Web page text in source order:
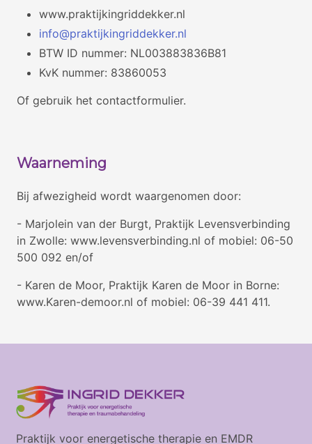
www.praktijkingriddekker.nl
info@praktijkingriddekker.nl
BTW ID nummer: NL003883836B81
KvK nummer: 83860053
Of gebruik het contactformulier.
Waarneming
Bij afwezigheid wordt waargenomen door:
- Marjolein van der Burgt, Praktijk Levensverbinding
in Zwolle: www.levensverbinding.nl of mobiel: 06-50
500 092 en/of
- Karen de Moor, Praktijk Karen de Moor in Borne:
www.Karen-demoor.nl of mobiel: 06-39 441 411.
Praktijk voor energetische therapie en EMDR